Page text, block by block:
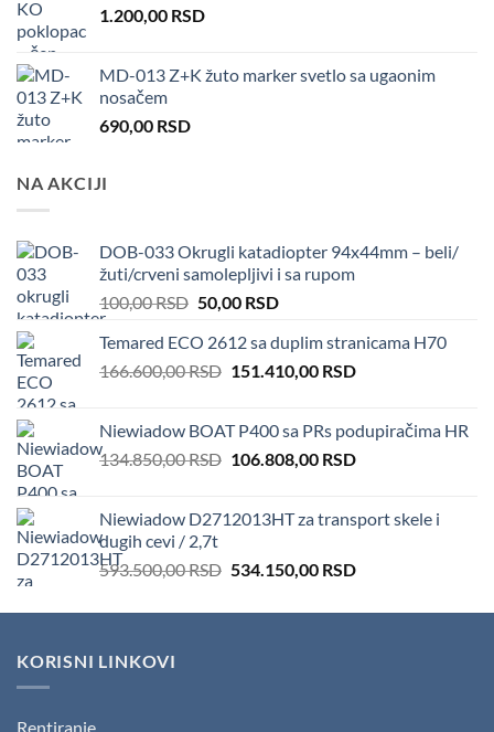
1.200,00 RSD
MD-013 Z+K žuto marker svetlo sa ugaonim
nosačem
690,00 RSD
NA AKCIJI
DOB-033 Okrugli katadiopter 94x44mm – beli/
žuti/crveni samolepljivi i sa rupom
100,00RSD Original
was:
100,00 RSD.
50,00 RSDCurrent
is:
50,00 RSD.
Temared ECO 2612 sa duplim stranicama H70
166.600,00RSD Original
166.600,00 RSD.
151.410,00 RSDCurrent
151.410,00 RSD.
Niewiadow BOAT P400 sa PRs podupiračima HR
134.850,00RSD Original
134.850,00 RSD.
106.808,00 RSDCurrent
106.808,00 RSD.
Niewiadow D2712013HT za transport skele i
dugih cevi / 2,7t
593.500,00RSD Original
was:
534.150,00 RSDCurrent
is:
KORISNI LINKOVI
Rentiranje